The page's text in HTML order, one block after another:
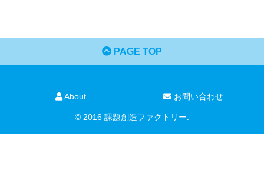
PAGE TOP
About お問い合わせ
© 2016 課題創造ファクトリー.